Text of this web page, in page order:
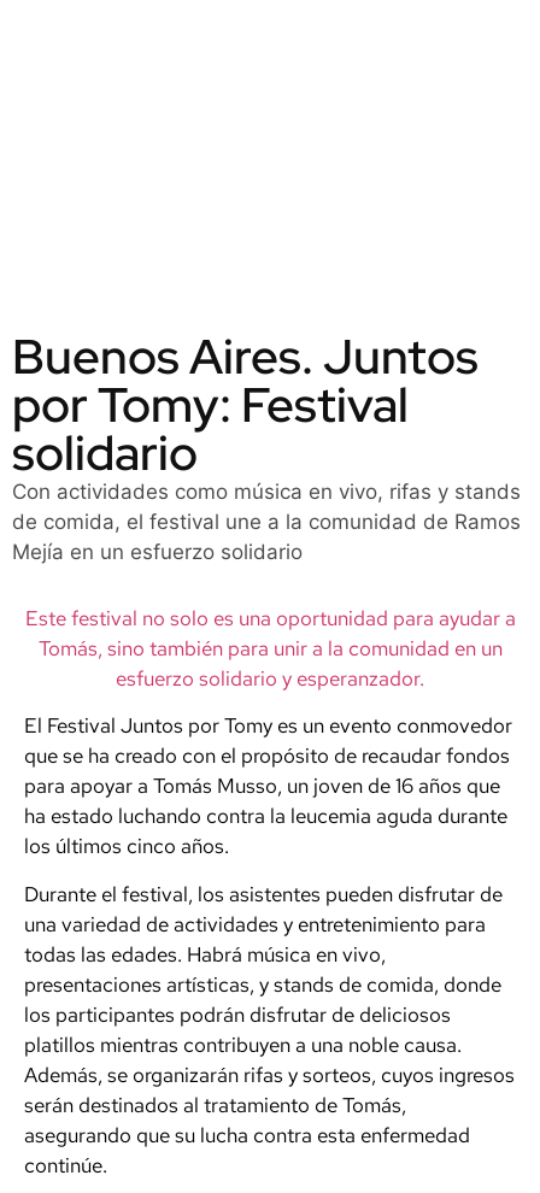
Buenos Aires. Juntos
por Tomy: Festival
solidario
Con actividades como música en vivo, rifas y stands
de comida, el festival une a la comunidad de Ramos
Mejía en un esfuerzo solidario
Este festival no solo es una oportunidad para ayudar a
Tomás, sino también para unir a la comunidad en un
esfuerzo solidario y esperanzador.
El Festival Juntos por Tomy es un evento conmovedor
que se ha creado con el propósito de recaudar fondos
para apoyar a Tomás Musso, un joven de 16 años que
ha estado luchando contra la leucemia aguda durante
los últimos cinco años.
Durante el festival, los asistentes pueden disfrutar de
una variedad de actividades y entretenimiento para
todas las edades. Habrá música en vivo,
presentaciones artísticas, y stands de comida, donde
los participantes podrán disfrutar de deliciosos
platillos mientras contribuyen a una noble causa.
Además, se organizarán rifas y sorteos, cuyos ingresos
serán destinados al tratamiento de Tomás,
asegurando que su lucha contra esta enfermedad
continúe.